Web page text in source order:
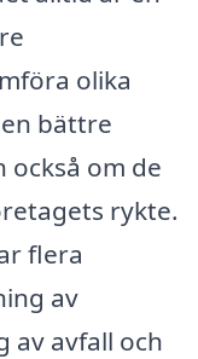
olika
bättre
om de
rykte.
flera
av
av avfall och